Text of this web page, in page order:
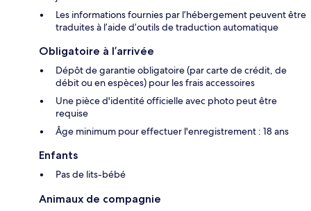
Les informations fournies par l’hébergement peuvent être
traduites à l’aide d’outils de traduction automatique
Obligatoire à l’arrivée
Dépôt de garantie obligatoire (par carte de crédit, de
débit ou en espèces) pour les frais accessoires
Une pièce d'identité officielle avec photo peut être
requise
Âge minimum pour effectuer l'enregistrement : 18 ans
Enfants
Pas de lits-bébé
Animaux de compagnie